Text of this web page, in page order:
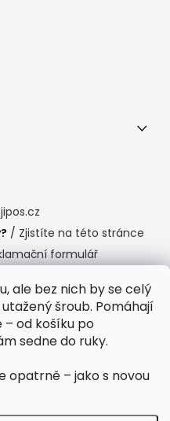
ale bez nich by se celý
šroub. Pomáhají
– od košíku po
sedne do ruky.
opatrně – jako s novou
/ Zjistíte na této stránce
formulář